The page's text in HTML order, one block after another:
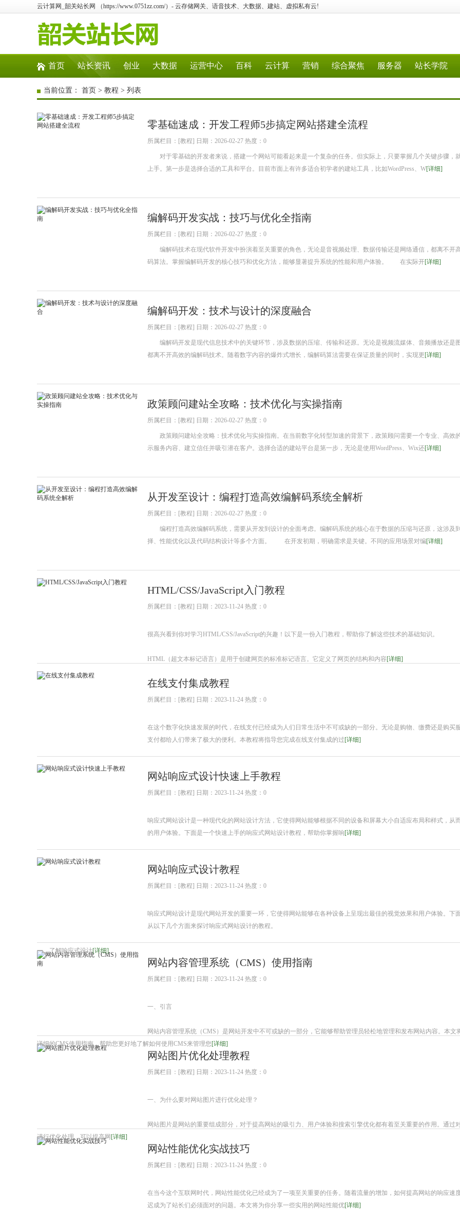
云计算网_韶关站长网 （https://www.0751zz.com/）- 云存储网关、语音技术、大数据、建站、虚拟私有云!
首页 站长资讯 创业 大数据 运营中心 百科 云计算 营销 综合聚焦 服务器 站长学院
当前位置： 首页 > 教程 > 列表
零基础速成：开发工程师5步搞定网站搭建全流程
所属栏目：[教程] 日期：2026-02-27 热度：0
对于零基础的开发者来说，搭建一个网站可能看起来是一个复杂的任务。但实际上，只要掌握几个关键步骤，
上手。第一步是选择合适的工具和平台。目前市面上有许多适合初学者的建站工具，比如WordPress、W[详细]
编解码开发实战：技巧与优化全指南
所属栏目：[教程] 日期：2026-02-27 热度：0
编解码技术在现代软件开发中扮演着至关重要的角色，无论是音视频处理、数据传输还是网络通信，都离不开
码算法。掌握编解码开发的核心技巧和优化方法，能够显著提升系统的性能和用户体验。 在实际开[详细]
编解码开发：技术与设计的深度融合
所属栏目：[教程] 日期：2026-02-27 热度：0
编解码开发是现代信息技术中的关键环节，涉及数据的压缩、传输和还原。无论是视频流媒体、音频播放还是
都离不开高效的编解码技术。随着数字内容的爆炸式增长，编解码算法需要在保证质量的同时，实现更[详细]
政策顾问建站全攻略：技术优化与实操指南
所属栏目：[教程] 日期：2026-02-27 热度：0
政策顾问建站全攻略：技术优化与实操指南。在当前数字化转型加速的背景下，政策顾问需要一个专业、高效
示服务内容、建立信任并吸引潜在客户。选择合适的建站平台是第一步，无论是使用WordPress、Wix还[详细]
从开发至设计：编程打造高效编解码系统全解析
所属栏目：[教程] 日期：2026-02-27 热度：0
编程打造高效编解码系统，需要从开发到设计的全面考虑。编解码系统的核心在于数据的压缩与还原，这涉及
择、性能优化以及代码结构设计等多个方面。 在开发初期，明确需求是关键。不同的应用场景对编[详细]
HTML/CSS/JavaScript入门教程
所属栏目：[教程] 日期：2023-11-24 热度：0
很高兴看到你对学习HTML/CSS/JavaScript的兴趣！以下是一份入门教程，帮助你了解这些技术的基础知识。
HTML（超文本标记语言）是用于创建网页的标准标记语言。它定义了网页的结构和内容[详细]
在线支付集成教程
所属栏目：[教程] 日期：2023-11-24 热度：0
在这个数字化快速发展的时代，在线支付已经成为人们日常生活中不可或缺的一部分。无论是购物、缴费还是购买
支付都给人们带来了极大的便利。本教程将指导您完成在线支付集成的过[详细]
网站响应式设计快速上手教程
所属栏目：[教程] 日期：2023-11-24 热度：0
响应式网站设计是一种现代化的网站设计方法，它使得网站能够根据不同的设备和屏幕大小自适应布局和样式，从
的用户体验。下面是一个快速上手的响应式网站设计教程，帮助你掌握响[详细]
网站响应式设计教程
所属栏目：[教程] 日期：2023-11-24 热度：0
响应式网站设计是现代网站开发的重要一环，它使得网站能够在各种设备上呈现出最佳的视觉效果和用户体验。下
从以下几个方面来探讨响应式网站设计的教程。
一、了解响应式设计[详细]
网站内容管理系统（CMS）使用指南
所属栏目：[教程] 日期：2023-11-24 热度：0
一、引言
网站内容管理系统（CMS）是网站开发中不可或缺的一部分，它能够帮助管理员轻松地管理和发布网站内容。本文
详细的CMS使用指南，帮助您更好地了解如何使用CMS来管理您[详细]
网站图片优化处理教程
所属栏目：[教程] 日期：2023-11-24 热度：0
一、为什么要对网站图片进行优化处理？
网站图片是网站的重要组成部分，对于提高网站的吸引力、用户体验和搜索引擎优化都有着至关重要的作用。通过
进行优化处理，可以提高网 [详细]
网站性能优化实战技巧
所属栏目：[教程] 日期：2023-11-24 热度：0
在当今这个互联网时代，网站性能优化已经成为了一项至关重要的任务。随着流量的增加，如何提高网站的响应速
迟成为了站长们必须面对的问题。本文将为你分享一些实用的网站性能优[详细]